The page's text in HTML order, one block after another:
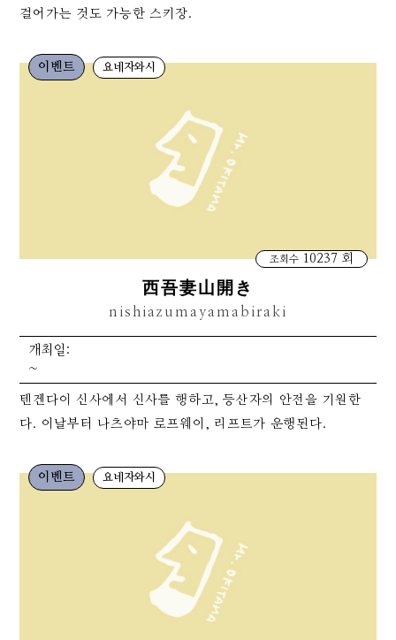
걸어가는 것도 가능한 스키장.
이벤트 요네자와시
조회수10237 회
西吾妻山開き
nishiazumayamabiraki
개최일:
~
텐겐다이 신사에서 신사를 행하고, 등산자의 안전을 기원한
다. 이날부터 나츠야마 로프웨이, 리프트가 운행된다.
이벤트 요네자와시